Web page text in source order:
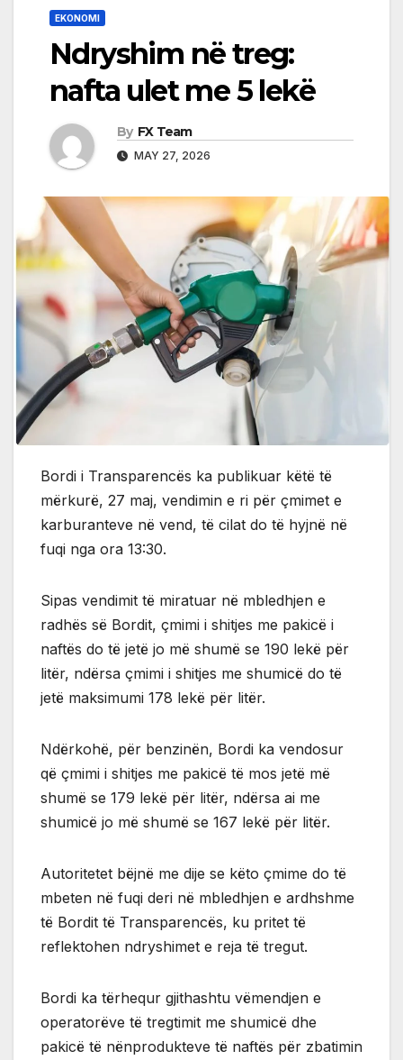
EKONOMI
Ndryshim në treg:
nafta ulet me 5 lekë
By FX Team
MAY 27, 2026
Bordi i Transparencës ka publikuar këtë të
mërkurë, 27 maj, vendimin e ri për çmimet e
karburanteve në vend, të cilat do të hyjnë në
fuqi nga ora 13:30.
Sipas vendimit të miratuar në mbledhjen e
radhës së Bordit, çmimi i shitjes me pakicë i
naftës do të jetë jo më shumë se 190 lekë për
litër, ndërsa çmimi i shitjes me shumicë do të
jetë maksimumi 178 lekë për litër.
Ndërkohë, për benzinën, Bordi ka vendosur
që çmimi i shitjes me pakicë të mos jetë më
shumë se 179 lekë për litër, ndërsa ai me
shumicë jo më shumë se 167 lekë për litër.
Autoritetet bëjnë me dije se këto çmime do të
mbeten në fuqi deri në mbledhjen e ardhshme
të Bordit të Transparencës, ku pritet të
reflektohen ndryshimet e reja të tregut.
Bordi ka tërhequr gjithashtu vëmendjen e
operatorëve të tregtimit me shumicë dhe
pakicë të nënprodukteve të naftës për zbatimin